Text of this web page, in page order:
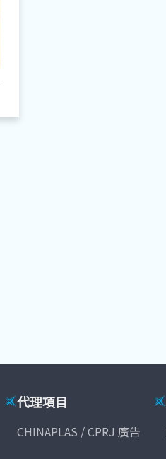
代理項目
CHINAPLAS / CPRJ 廣告